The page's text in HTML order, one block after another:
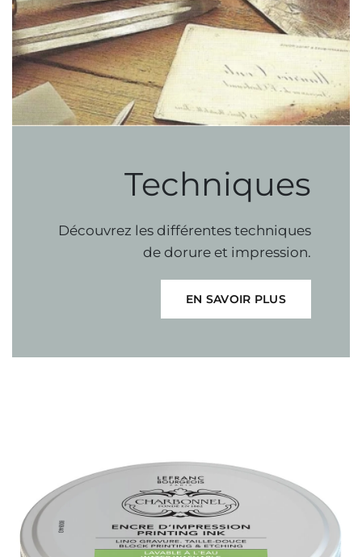
Techniques
Découvrez les différentes techniques
de dorure et impression.
EN SAVOIR PLUS